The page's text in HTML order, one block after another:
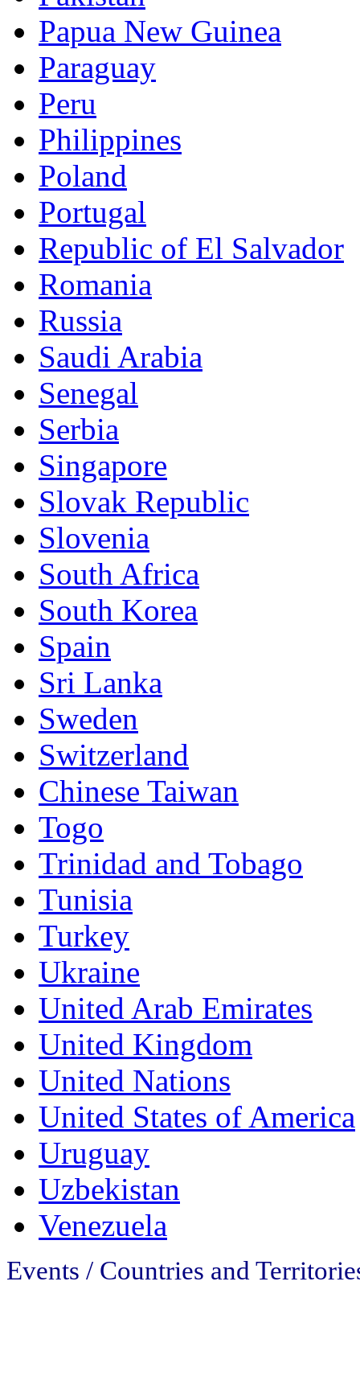
Papua New Guinea
Paraguay
Peru
Philippines
Poland
Portugal
Republic of El Salvador
Romania
Russia
Saudi Arabia
Senegal
Serbia
Singapore
Slovak Republic
Slovenia
South Africa
South Korea
Spain
Sri Lanka
Sweden
Switzerland
Chinese Taiwan
Togo
Trinidad and Tobago
Tunisia
Turkey
Ukraine
United Arab Emirates
United Kingdom
United Nations
United States of America
Uruguay
Uzbekistan
Venezuela
Events / Countries and